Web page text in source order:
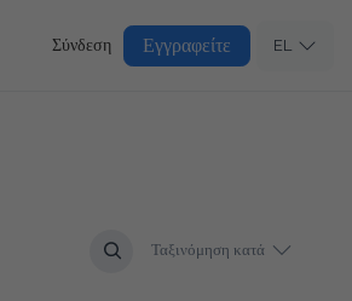
Σύνδεση Εγγραφείτε EL
Ταξινόμηση κατά